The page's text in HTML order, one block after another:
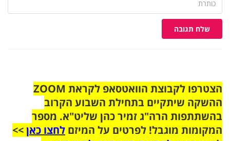
שלח תגובה
הצטרפו לקבוצת הוואטסאפ לקראת ZOOM
ההשקה שיתקיים בתחילת השבוע הקרוב
בהשתתפות הרה"ג זמיר כהן שליט"א. מספר
המקומות מוגבל! לפרטים על המיזם לחצו כאן>>